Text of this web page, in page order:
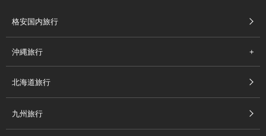
格安国内旅行
沖縄旅行
北海道旅行
九州旅行